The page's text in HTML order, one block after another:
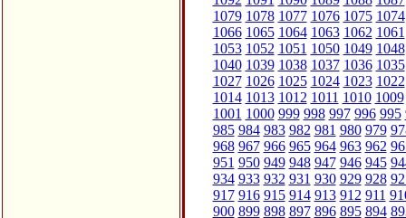
1079 1078 1077 1076 1075 1074
1066 1065 1064 1063 1062 1061
1053 1052 1051 1050 1049 1048
1040 1039 1038 1037 1036 1035
1027 1026 1025 1024 1023 1022
1014 1013 1012 1011 1010 1009
1001 1000 999 998 997 996 995
985 984 983 982 981 980 979
968 967 966 965 964 963 962
951 950 949 948 947 946 945
934 933 932 931 930 929 928
917 916 915 914 913 912 911
900 899 898 897 896 895 894